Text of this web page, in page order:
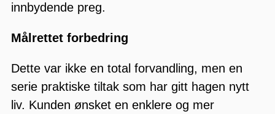
innbydende preg.
Målrettet forbedring
Dette var ikke en total forvandling, men en
serie praktiske tiltak som har gitt hagen nytt
liv. Kunden ønsket en enklere og mer